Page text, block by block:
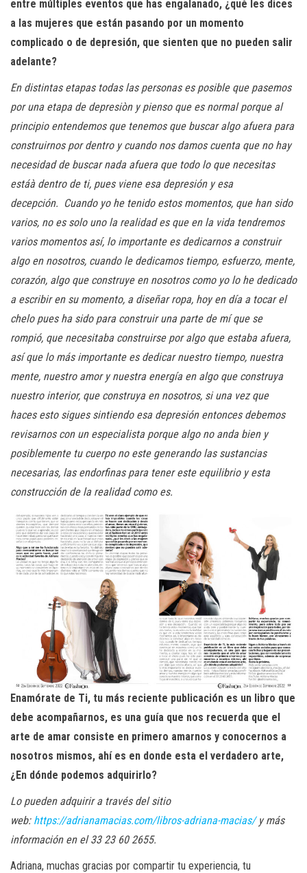
entre múltiples eventos que has engalanado, ¿qué les dices
a las mujeres que están pasando por un momento
complicado o de depresión, que sienten que no pueden salir
adelante?
En distintas etapas todas las personas es posible que pasemos
por una etapa de depresiòn y pienso que es normal porque al
principio entendemos que tenemos que buscar algo afuera para
construirnos por dentro y cuando nos damos cuenta que no hay
necesidad de buscar nada afuera que todo lo que necesitas
estáà dentro de ti, pues viene esa depresión y esa
decepción. Cuando yo he tenido estos momentos, que han sido
varios, no es solo uno la realidad es que en la vida tendremos
varios momentos así, lo importante es dedicarnos a construir
algo en nosotros, cuando le dedicamos tiempo, esfuerzo, mente,
corazón, algo que construye en nosotros como yo lo he dedicado
a escribir en su momento, a diseñar ropa, hoy en día a tocar el
chelo pues ha sido para construir una parte de mí que se
rompió, que necesitaba construirse por algo que estaba afuera,
así que lo más importante es dedicar nuestro tiempo, nuestra
mente, nuestro amor y nuestra energía en algo que construya
nuestro interior, que construya en nosotros, si una vez que
haces esto sigues sintiendo esa depresión entonces debemos
revisarnos con un especialista porque algo no anda bien y
posiblemente tu cuerpo no este generando las sustancias
necesarias, las endorfinas para tener este equilibrio y esta
construcción de la realidad como es.
Enamórate de Ti, tu más reciente publicación es un libro que
debe acompañarnos, es una guía que nos recuerda que el
arte de amar consiste en primero amarnos y conocernos a
nosotros mismos, ahí es en donde esta el verdadero arte,
¿En dónde podemos adquirirlo?
Lo pueden adquirira través del sitio
web: https://adrianamacias.com/libros-adriana-macias/y más
información en el 33 23 60 2655.
Adriana, muchas gracias por compartir tu experiencia, tu